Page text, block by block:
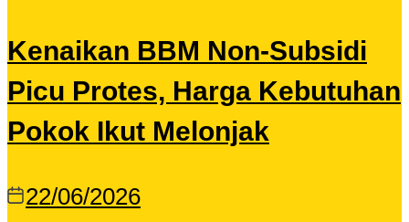
Kenaikan BBM Non-Subsidi
Picu Protes, Harga Kebutuhan
Pokok Ikut Melonjak
22/06/2026